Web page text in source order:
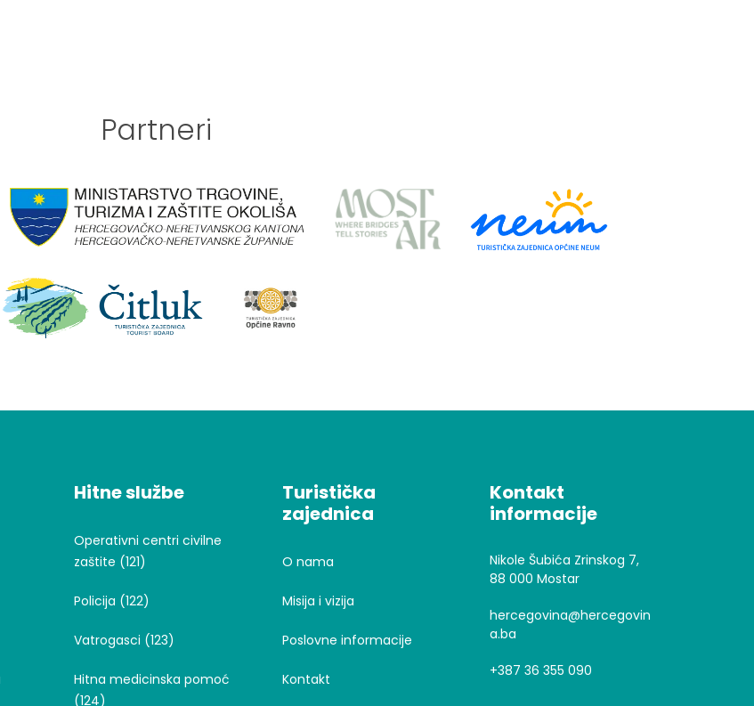
Partneri
Hitne službe
Operativni centri civilne
zaštite (121)
Policija (122)
Vatrogasci (123)
Hitna medicinska pomoć
(124)
Turistička
zajednica
O nama
Misija i vizija
Poslovne informacije
Kontakt
Kontakt
informacije
Nikole Šubića Zrinskog 7,
88 000 Mostar
hercegovina@hercegovin
a.ba
+387 36 355 090